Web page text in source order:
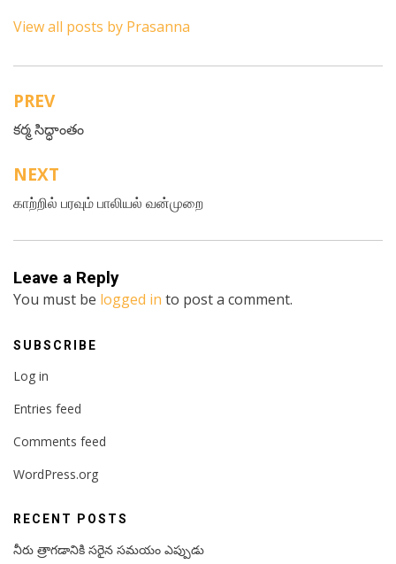
View all posts by Prasanna
Post
navigation
PREV
కర్మ సిద్ధాంతం
NEXT
காற்றில் பரவும் பாலியல் வன்முறை
Leave a Reply
You must be logged in to post a comment.
SUBSCRIBE
Log in
Entries feed
Comments feed
WordPress.org
RECENT POSTS
నీరు త్రాగడానికి సరైన సమయం ఎప్పుడు